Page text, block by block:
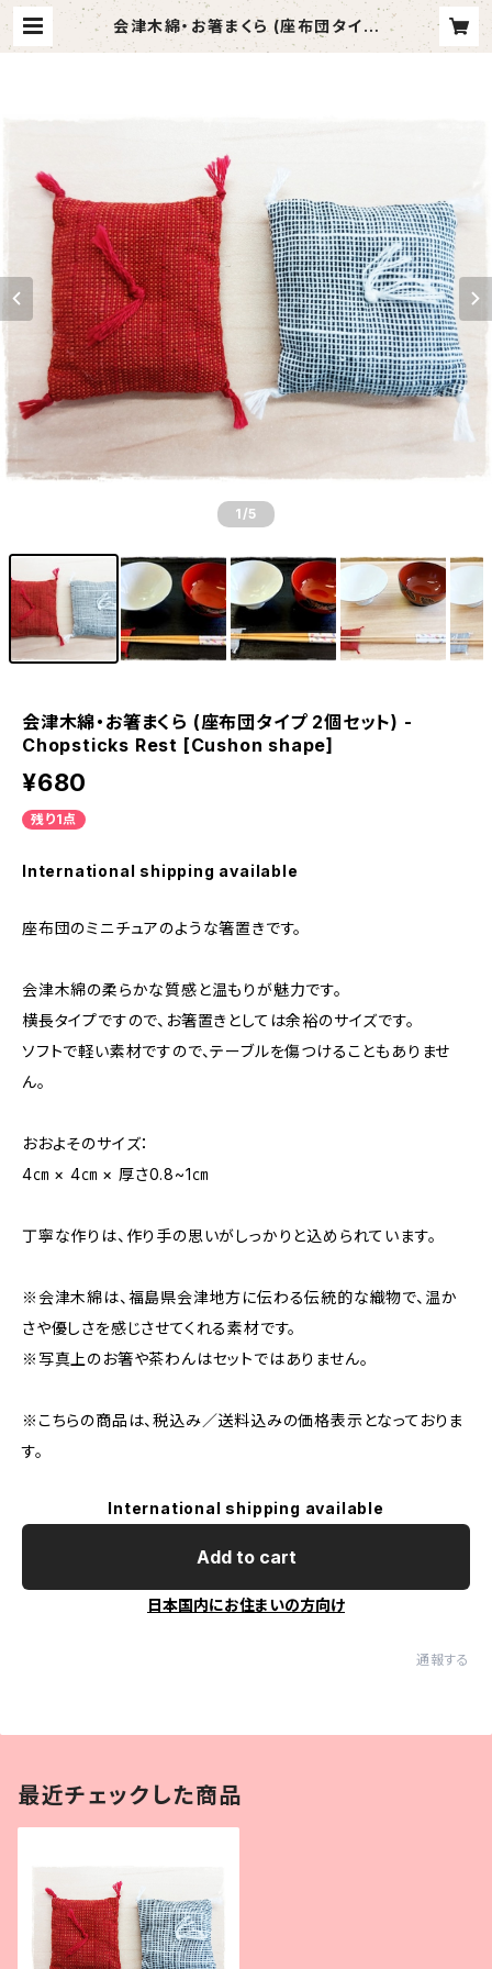
会津木綿・お箸まくら (座布団タイプ
2個セット) - Chopsticks Rest
1 /5
会津木綿・お箸まくら (座布団タイプ 2個セット) -
Chopsticks Rest [Cushon shape]
¥680
残り1点
International shipping available
座布団のミニチュアのような箸置きです。
会津木綿の柔らかな質感と温もりが魅力です。
横長タイプですので、お箸置きとしては余裕のサイズです。
ソフトで軽い素材ですので、テーブルを傷つけることもありませ
ん。
おおよそのサイズ：
4㎝ × 4㎝ × 厚さ0.8~1㎝
丁寧な作りは、作り手の思いがしっかりと込められています。
※会津木綿は、福島県会津地方に伝わる伝統的な織物で、温か
さや優しさを感じさせてくれる素材です。
※写真上のお箸や茶わんはセットではありません。
※こちらの商品は、税込み／送料込みの価格表示となっておりま
す。
International shipping available
Add to cart
日本国内にお住まいの方向け
通報する
最近チェックした商品